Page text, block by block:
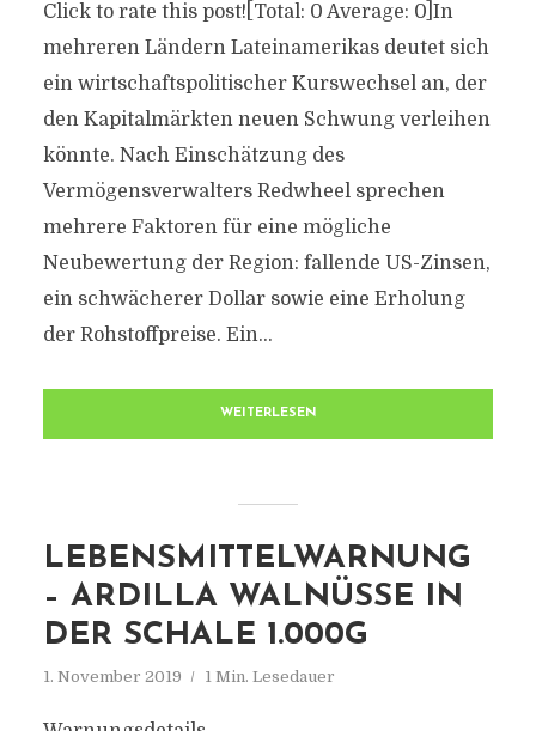
Click to rate this post![Total: 0 Average: 0]In
mehreren Ländern Lateinamerikas deutet sich
ein wirtschaftspolitischer Kurswechsel an, der
den Kapitalmärkten neuen Schwung verleihen
könnte. Nach Einschätzung des
Vermögensverwalters Redwheel sprechen
mehrere Faktoren für eine mögliche
Neubewertung der Region: fallende US-Zinsen,
ein schwächerer Dollar sowie eine Erholung
der Rohstoffpreise. Ein...
WEITERLESEN
LEBENSMITTELWARNUNG
– ARDILLA WALNÜSSE IN
DER SCHALE 1.000G
1. November 2019 1 Min. Lesedauer